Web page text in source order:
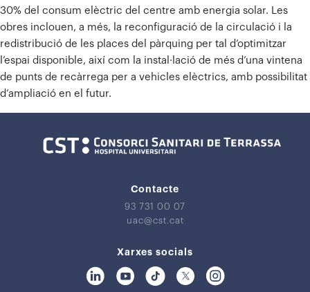
30% del consum elèctric del centre amb energia solar. Les
obres inclouen, a més, la reconfiguració de la circulació i la
redistribució de les places del pàrquing per tal d’optimitzar
l’espai disponible, així com la instal·lació de més d’una vintena
de punts de recàrrega per a vehicles elèctrics, amb possibilitat
d’ampliació en el futur.
Contacte
93 731 00 07
uac@cst.cat
Xarxes socials